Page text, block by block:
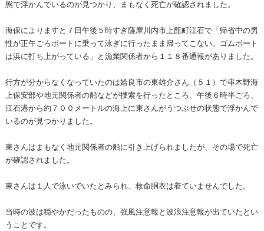
態で浮かんでいるのが見つかり、まもなく死亡が確認されました。
海保によりますと７日午後５時すぎ薩摩川内市上甑町江石で「帰省中の男
性が正午ごろボートに乗って泳ぎに行ったまま帰ってこない。ゴムボート
は浜に打ち上がっている」と漁業関係者から１１８番通報がありました。
行方が分からなくなっていたのは姶良市の東雄介さん（５１）で串木野海
上保安部や地元関係者の船などが捜索を行ったところ、午後６時半ごろ、
江石港から約７００メートルの海上に東さんがうつぶせの状態で浮かんで
いるのが見つかりました。
東さんはまもなく地元関係者の船に引き上げられましたが、その場で死亡
が確認されました。
東さんは１人で泳いでいたとみられ、救命胴衣は着ていませんでした。
当時の波は穏やかだったものの、強風注意報と波浪注意報が出ていたとい
うことです。